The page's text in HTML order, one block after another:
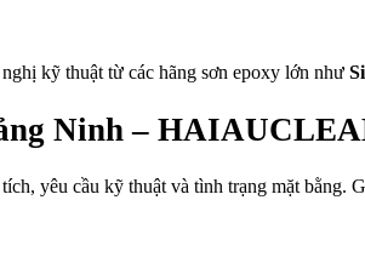
kỹ thuật từ các hãng sơn epoxy lớn như
Ninh –
yêu cầu kỹ thuật và tình trạng mặt bằng.